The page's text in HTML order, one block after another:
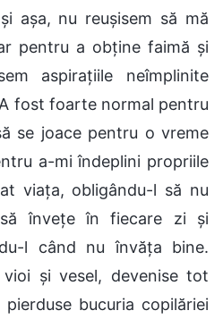
așa, nu reușisem să mă
pentru a obține faimă și
aspirațiile neîmplinite
fost foarte normal pentru
se joace pentru o vreme
a-mi îndeplini propriile
viața, obligându-l să nu
învețe în fiecare zi și
l când nu învăța bine.
și vesel, devenise tot
bucuria copilăriei